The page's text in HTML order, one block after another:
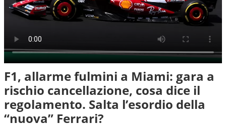
F1, allarme fulmini a Miami: gara a
rischio cancellazione, cosa dice il
regolamento. Salta l’esordio della
“nuova” Ferrari?